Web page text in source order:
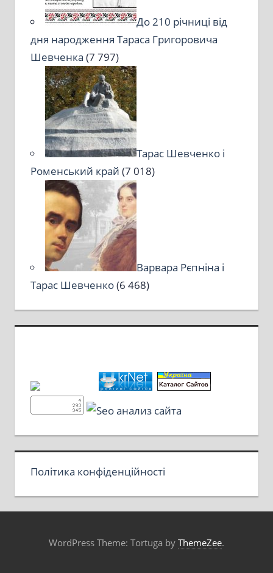
До 210 річниці від
дня народження Тараса Григоровича
Шевченка (7 797)
Тарас Шевченко і
Роменський край (7 018)
Варвара Рєпніна і
Тарас Шевченко(6 468)
Політика конфіденційності
WordPress Theme: Tortuga by ThemeZee.